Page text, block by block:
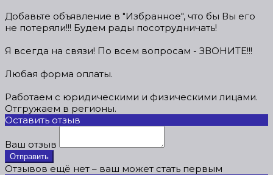
Добавьте объявление в "Избранное", что бы Вы его
не потеряли!!! Будем рады посотрудничать!
Я всегда на связи! По всем вопросам - ЗВОНИТЕ!!!
Любая форма оплаты.
Работаем с юридическими и физическими лицами.
Отгружаем в регионы.
Оставить отзыв
Ваш отзыв
Отправить
Отзывов ещё нет – ваш может стать первым